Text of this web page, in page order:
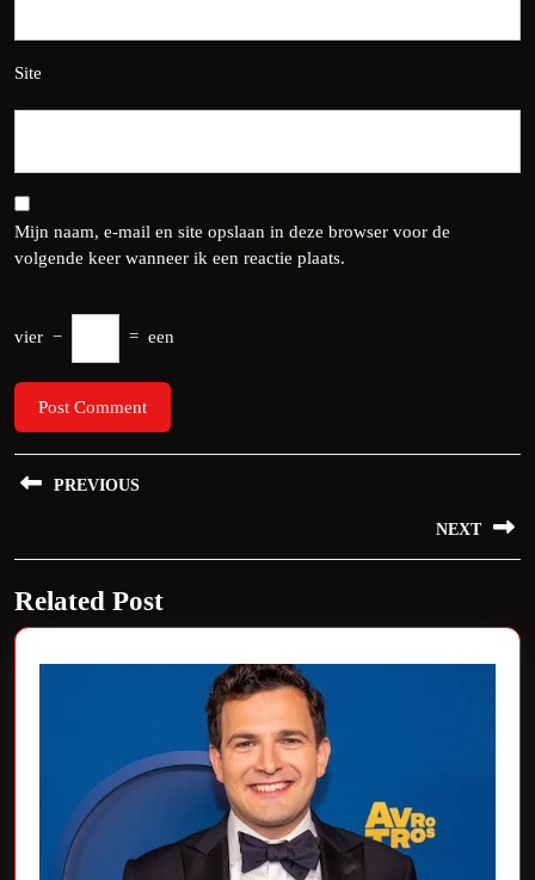
Site
Mijn naam, e-mail en site opslaan in deze browser voor de
volgende keer wanneer ik een reactie plaats.
vier − = een
Bericht
PREVIOUS
post:
NEXT
Next
post:
Related Post